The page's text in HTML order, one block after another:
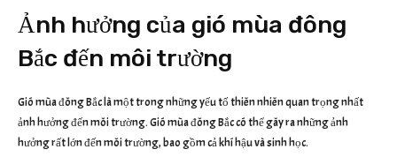
Ảnh hưởng của gió mùa đông
Bắc đến môi trường
Gió mùa đông Bắc là một trong những yếu tố thiên nhiên quan trọng nhất
ảnh hưởng đến môi trường. Gió mùa đông Bắc có thể gây ra những ảnh
hưởng rất lớn đến môi trường, bao gồm cả khí hậu và sinh học.